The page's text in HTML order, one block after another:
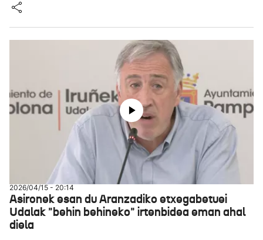
2026/04/15 - 20:14
Asironek esan du Aranzadiko etxegabetuei
Udalak "behin behineko" irtenbidea eman ahal
diela